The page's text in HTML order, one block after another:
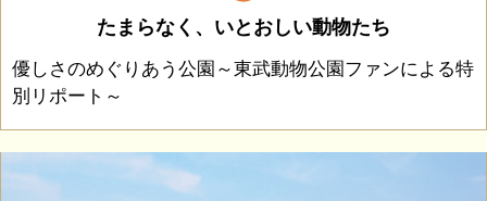
たまらなく、いとおしい動物たち
優しさのめぐりあう公園～東武動物公園ファンによる特
別リポート～